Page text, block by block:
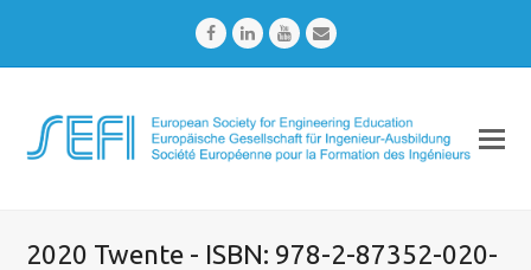
FacebookLinkedInYoutubeEmail
2020 Twente - ISBN: 978-2-87352-020-